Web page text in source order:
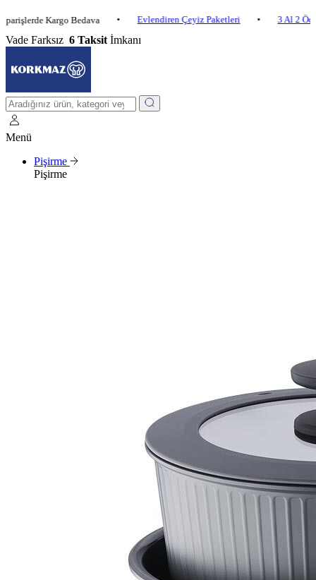
Kargo Bedava • Evlendiren Çeyiz Paketleri • 3 Al 2 Öde •
Vade Farksız 6 Taksit İmkanı
Menü
Pişirme
Pişirme